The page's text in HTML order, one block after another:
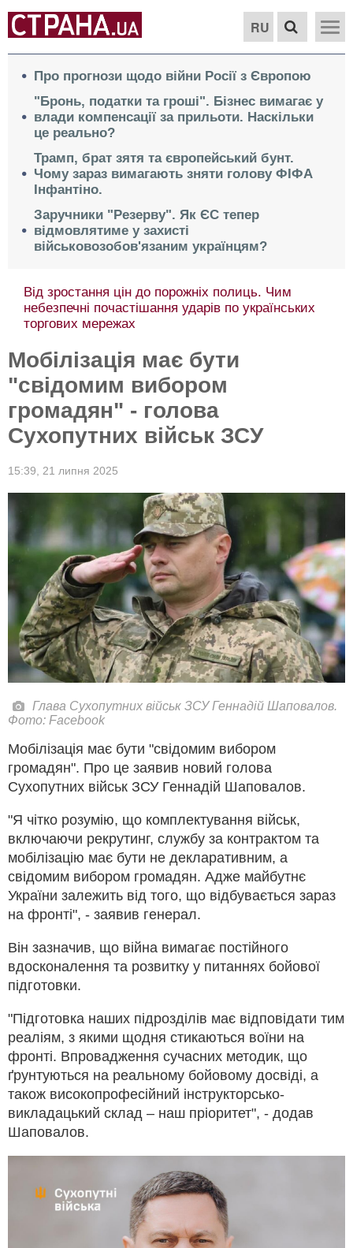
RU
Про прогнози щодо війни Росії з Європою
"Бронь, податки та гроші". Бізнес вимагає у
влади компенсації за прильоти. Наскільки
це реально?
Трамп, брат зятя та європейський бунт.
Чому зараз вимагають зняти голову ФІФА
Інфантіно.
Заручники "Резерву". Як ЄС тепер
відмовлятиме у захисті
військовозобов'язаним українцям?
Від зростання цін до порожніх полиць. Чим
небезпечні почастішання ударів по українських
торгових мережах
Мобілізація має бути
"свідомим вибором
громадян" - голова
Сухопутних військ ЗСУ
15:39, 21 липня 2025
Глава Сухопутних військ ЗСУ Геннадій Шаповалов.
Фото: Facebook
Мобілізація має бути "свідомим вибором
громадян". Про це заявив новий голова
Сухопутних військ ЗСУ Геннадій Шаповалов.
"Я чітко розумію, що комплектування військ,
включаючи рекрутинг, службу за контрактом та
мобілізацію має бути не декларативним, а
свідомим вибором громадян. Адже майбутнє
України залежить від того, що відбувається зараз
на фронті", - заявив генерал.
Він зазначив, що війна вимагає постійного
вдосконалення та розвитку у питаннях бойової
підготовки.
"Підготовка наших підрозділів має відповідати тим
реаліям, з якими щодня стикаються воїни на
фронті. Впровадження сучасних методик, що
ґрунтуються на реальному бойовому досвіді, а
також високопрофесійний інструкторсько-
викладацький склад – наш пріоритет", - додав
Шаповалов.